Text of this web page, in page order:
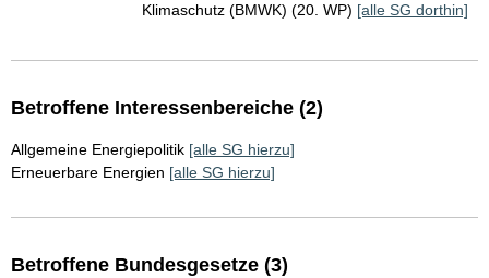
Klimaschutz (BMWK) (20. WP) [alle SG dorthin]
Betroffene Interessenbereiche (2)
Allgemeine Energiepolitik [alle SG hierzu]
Erneuerbare Energien [alle SG hierzu]
Betroffene Bundesgesetze (3)